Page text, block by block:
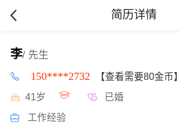
简历详情
李/ 先生
150****2732 【查看需要80金币】
41岁 已婚
工作经验